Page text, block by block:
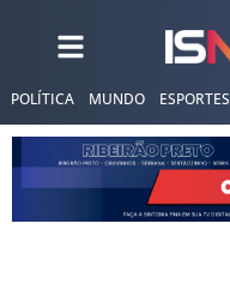
POLÍTICA MUNDO ESPORTES